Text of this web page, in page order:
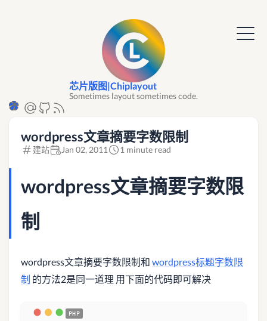
芯片版图|Chiplayout
Sometimes layout sometimes code.
wordpress文章摘要字数限制
建站 Jan 02, 2011 1 minute read
wordpress文章摘要字数限
制
wordpress文章摘要字数限制和 wordpress标题字数限
制 的方法2是同一道理 用下面的代码即可解决